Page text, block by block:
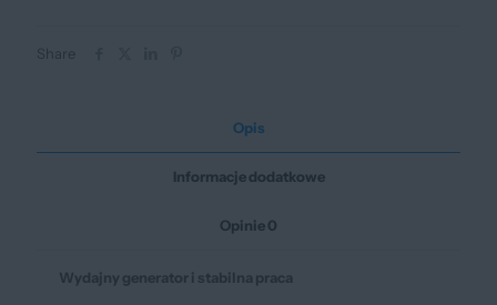
Share
Opis
Informacje dodatkowe
Opinie0
Wydajny generator i stabilna praca